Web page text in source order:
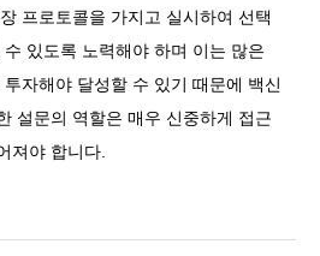
프로토콜을 가지고 실시하여 선택
있도록 노력해야 하며 이는 많은
자해야 달성할 수 있기 때문에 백신
설문의 역할은 매우 신중하게 접근
져야 합니다.